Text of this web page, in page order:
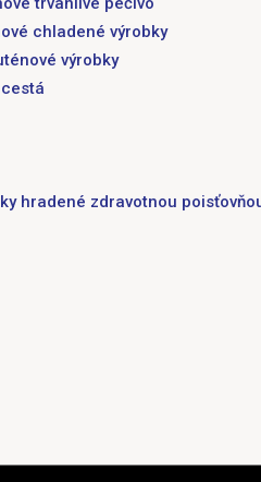
chladené výrobky
výrobky
hradené zdravotnou